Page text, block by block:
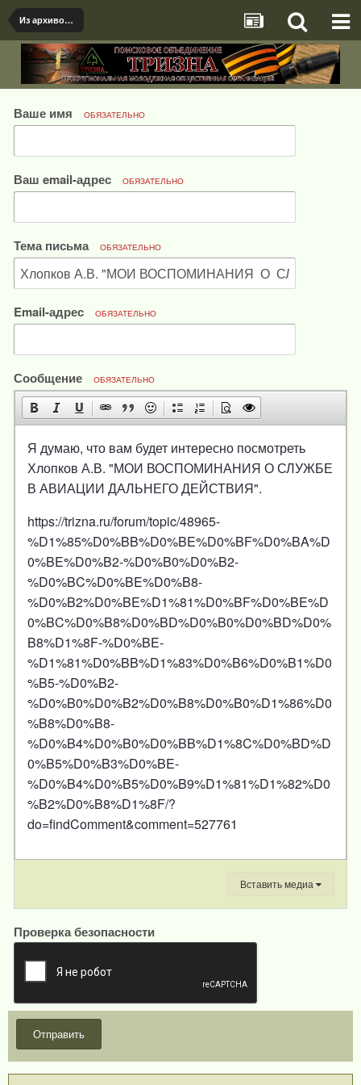
Из архивов "Авиации Отечества"
Ваше имя ОБЯЗАТЕЛЬНО
Ваш email-адрес ОБЯЗАТЕЛЬНО
Тема письма ОБЯЗАТЕЛЬНО
Email-адрес ОБЯЗАТЕЛЬНО
Сообщение ОБЯЗАТЕЛЬНО
Я думаю, что вам будет интересно посмотреть
Хлопков А.В. "МОИ ВОСПОМИНАНИЯ О СЛУЖБЕ
В АВИАЦИИ ДАЛЬНЕГО ДЕЙСТВИЯ".
https://trizna.ru/forum/topic/48965-
%D1%85%D0%BB%D0%BE%D0%BF%D0%BA%D
0%BE%D0%B2-%D0%B0%D0%B2-
%D0%BC%D0%BE%D0%B8-
%D0%B2%D0%BE%D1%81%D0%BF%D0%BE%D
0%BC%D0%B8%D0%BD%D0%B0%D0%BD%D0%
B8%D1%8F-%D0%BE-
%D1%81%D0%BB%D1%83%D0%B6%D0%B1%D0
%B5-%D0%B2-
%D0%B0%D0%B2%D0%B8%D0%B0%D1%86%D0
%B8%D0%B8-
%D0%B4%D0%B0%D0%BB%D1%8C%D0%BD%D
0%B5%D0%B3%D0%BE-
%D0%B4%D0%B5%D0%B9%D1%81%D1%82%D0
%B2%D0%B8%D1%8F/?
do=findComment&comment=527761
Вставить медиа
Проверка безопасности
Отправить